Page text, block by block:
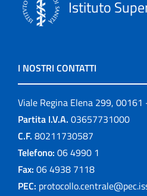
Istituto
I NOSTRI CONTATTI
Viale Regina Elena 299, 00161
Partita I.V.A. 03657731000
C.F. 80211730587
Telefono: 06 4990 1
Fax: 06 4938 7118
PEC: